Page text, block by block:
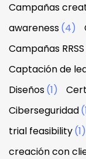
Campañas
awareness(4)
Campañas RRSS
Captación de
Diseños(1)
Ciberseguridad
trial feasibility(1)
creación con